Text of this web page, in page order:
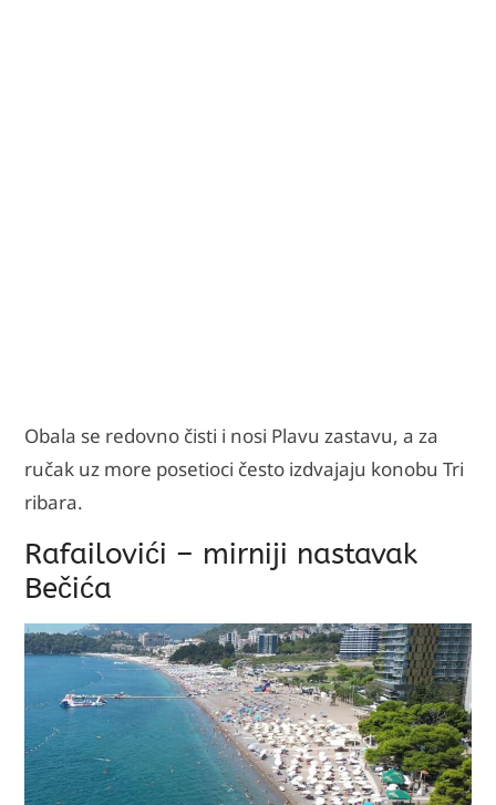
Obala se redovno čisti i nosi Plavu zastavu, a za
ručak uz more posetioci često izdvajaju konobu Tri
ribara.
Rafailovići – mirniji nastavak
Bečića